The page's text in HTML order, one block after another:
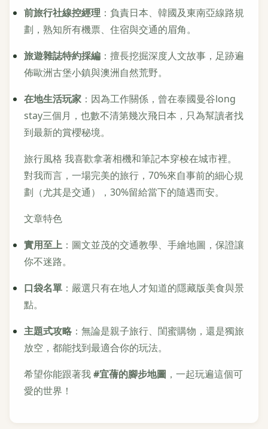
前旅行社線控經理 ：負責日本、韓國及東南亞線路規
劃，熟知所有機票、住宿與交通的眉角。
旅遊雜誌特約採編 ：擅長挖掘深度人文故事，足跡遍
佈歐洲古堡小鎮與澳洲自然荒野。
在地生活玩家 ：因為工作關係，曾在泰國曼谷long
stay三個月，也數不清第幾次飛日本，只為幫讀者找
到最新的賞櫻秘境。
旅行風格 我喜歡拿著相機和筆記本穿梭在城市裡。
對我而言，一場完美的旅行，70%來自事前的細心規
劃（尤其是交通），30%留給當下的隨遇而安。
文章特色
實用至上 ：圖文並茂的交通教學、手繪地圖，保證讓
你不迷路。
口袋名單 ：嚴選只有在地人才知道的隱藏版美食與景
點。
主題式攻略 ：無論是親子旅行、閨蜜購物，還是獨旅
放空，都能找到最適合你的玩法。
希望你能跟著我#宜蒨的腳步地圖 ，一起玩遍這個可
愛的世界！